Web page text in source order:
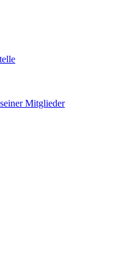
Mitglieder